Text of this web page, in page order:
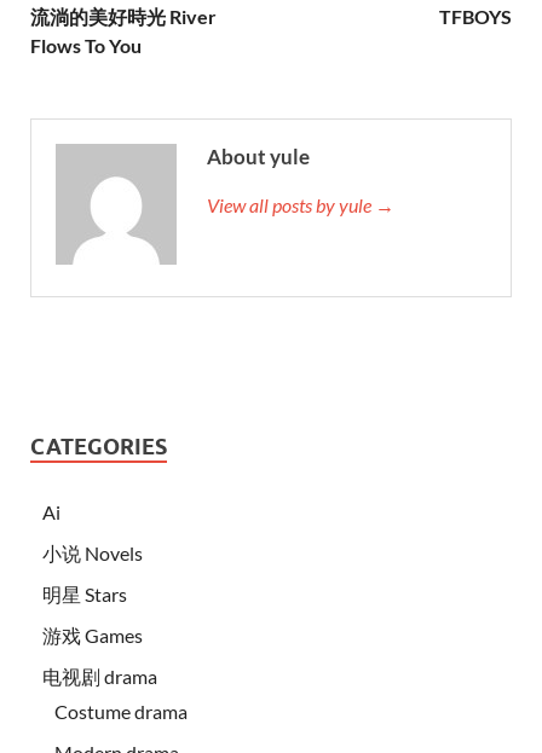
流淌的美好時光 River
Flows To You
TFBOYS
About yule
View all posts by yule →
CATEGORIES
Ai
小说 Novels
明星 Stars
游戏 Games
电视剧 drama
Costume drama